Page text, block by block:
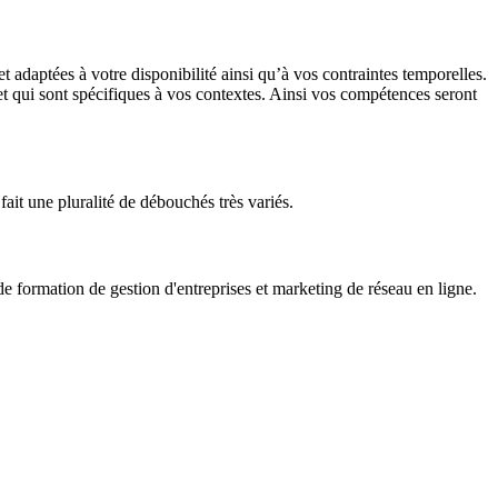
à votre disponibilité ainsi qu’à vos contraintes temporelles.
sont spécifiques à vos contextes. Ainsi vos compétences seront
une pluralité de débouchés très variés.
formation de gestion d'entreprises et marketing de réseau en ligne.